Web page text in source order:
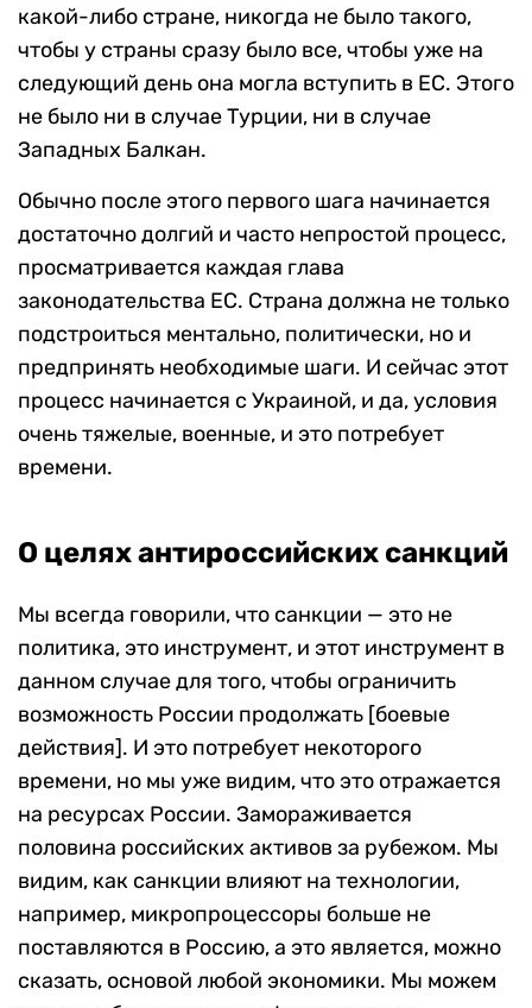
какой-либо стране, никогда не было такого,
чтобы у страны сразу было все, чтобы уже на
следующий день она могла вступить в ЕС. Этого
не было ни в случае Турции, ни в случае
Западных Балкан.
Обычно после этого первого шага начинается
достаточно долгий и часто непростой процесс,
просматривается каждая глава
законодательства ЕС. Страна должна не только
подстроиться ментально, политически, но и
предпринять необходимые шаги. И сейчас этот
процесс начинается с Украиной, и да, условия
очень тяжелые, военные, и это потребует
времени.
О целях антироссийских санкций
Мы всегда говорили, что санкции — это не
политика, это инструмент, и этот инструмент в
данном случае для того, чтобы ограничить
возможность России продолжать [боевые
действия]. И это потребует некоторого
времени, но мы уже видим, что это отражается
на ресурсах России. Замораживается
половина российских активов за рубежом. Мы
видим, как санкции влияют на технологии,
например, микропроцессоры больше не
поставляются в Россию, а это является, можно
сказать, основой любой экономики. Мы можем